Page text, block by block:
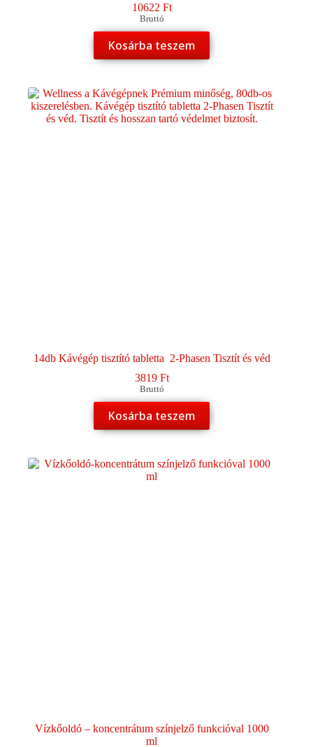
10622 Ft
Bruttó
Kosárba teszem
14db Kávégép tisztító tabletta 2-Phasen Tisztít és véd
3819 Ft
Bruttó
Kosárba teszem
Vízkőoldó – koncentrátum színjelző funkcióval 1000
ml